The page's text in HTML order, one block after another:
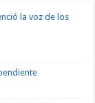
la voz de los